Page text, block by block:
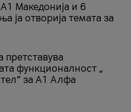
Македонија и 6
ја отворија темата за
претставува
функционалност „
за А1 Алфа